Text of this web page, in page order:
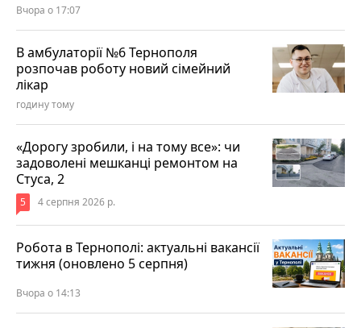
Вчора о 17:07
В амбулаторії №6 Тернополя
розпочав роботу новий сімейний
лікар
годину тому
«Дорогу зробили, і на тому все»: чи
задоволені мешканці ремонтом на
Стуса, 2
5 4 серпня 2026 р.
Робота в Тернополі: актуальні вакансії
тижня (оновлено 5 серпня)
Вчора о 14:13